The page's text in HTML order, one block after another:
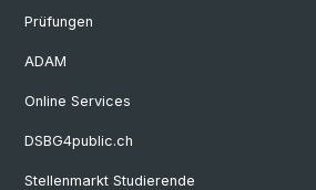
Prüfungen
ADAM
Online Services
DSBG4public.ch
Stellenmarkt Studierende